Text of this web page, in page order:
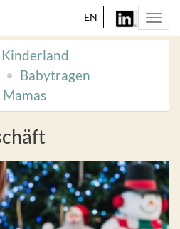
EN
Kinderland
Babytragen
Mamas